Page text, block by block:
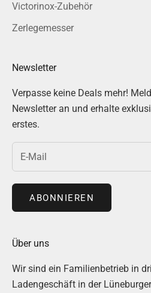
Victorinox-Zubehör
Zerlegemesser
Newsletter
Verpasse keine Deals mehr!
Newsletter an und erhalte
erstes.
ABONNIEREN
Über uns
Wir sind ein Familienbetrieb in
Ladengeschäft in der